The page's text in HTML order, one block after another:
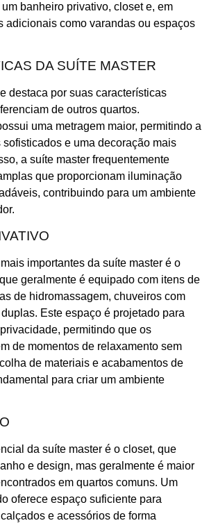
banheiro privativo, closet e, em
adicionais como varandas ou espaços
DA SUÍTE MASTER
destaca por suas características
de outros quartos.
uma metragem maior, permitindo a
e uma decoração mais
a suíte master frequentemente
que proporcionam iluminação
contribuindo para um ambiente
importantes da suíte master é o
geralmente é equipado com itens de
de hidromassagem, chuveiros com
Este espaço é projetado para
permitindo que os
de momentos de relaxamento sem
de materiais e acabamentos de
para criar um ambiente
da suíte master é o closet, que
e design, mas geralmente é maior
em quartos comuns. Um
oferece espaço suficiente para
e acessórios de forma